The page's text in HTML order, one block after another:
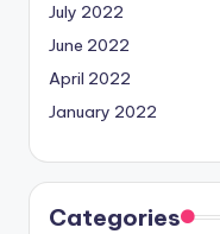
July 2022
June 2022
April 2022
January 2022
Categories